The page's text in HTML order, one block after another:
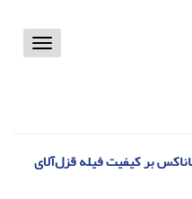
Toggle
بر کیفیت فیله قزل‌آلای